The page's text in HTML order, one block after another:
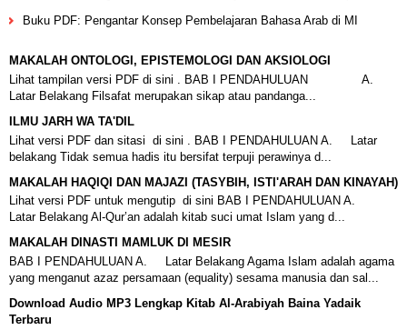
Buku PDF: Pengantar Konsep Pembelajaran Bahasa Arab di MI
MAKALAH ONTOLOGI, EPISTEMOLOGI DAN AKSIOLOGI
Lihat tampilan versi PDF di sini . BAB I PENDAHULUAN A.
Latar Belakang Filsafat merupakan sikap atau pandanga...
ILMU JARH WA TA'DIL
Lihat versi PDF dan sitasi di sini . BAB I PENDAHULUAN A. Latar
belakang Tidak semua hadis itu bersifat terpuji perawinya d...
MAKALAH HAQIQI DAN MAJAZI (TASYBIH, ISTI'ARAH DAN KINAYAH)
Lihat versi PDF untuk mengutip di sini BAB I PENDAHULUAN A.
Latar Belakang Al-Qur’an adalah kitab suci umat Islam yang d...
MAKALAH DINASTI MAMLUK DI MESIR
BAB I PENDAHULUAN A. Latar Belakang Agama Islam adalah agama
yang menganut azaz persamaan (equality) sesama manusia dan sal...
Download Audio MP3 Lengkap Kitab Al-Arabiyah Baina Yadaik
Terbaru